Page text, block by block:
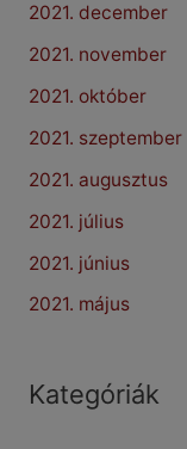
2021. december
2021. november
2021. október
2021. szeptember
2021. augusztus
2021. július
2021. június
2021. május
Kategóriák